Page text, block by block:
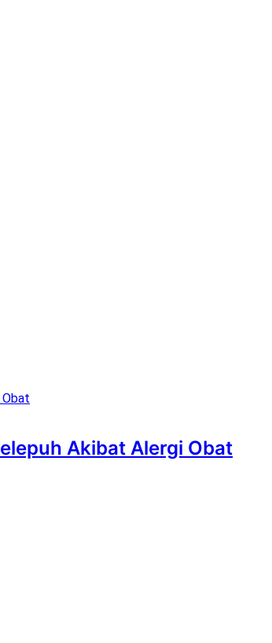
Akibat Alergi Obat